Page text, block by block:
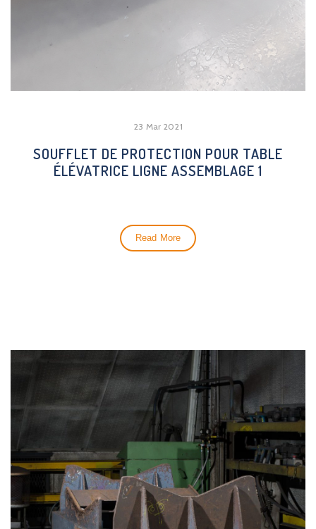
23 Mar 2021
SOUFFLET DE PROTECTION POUR TABLE
ÉLÉVATRICE LIGNE ASSEMBLAGE 1
Read More